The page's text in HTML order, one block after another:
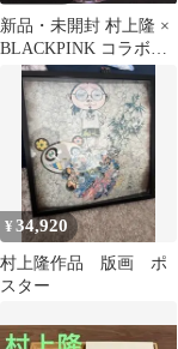
新品・未開封 村上隆 ×
BLACKPINK コラボポ
スター（ブラック） 限
定品
¥34,920
村上隆作品 版画 ポ
スター